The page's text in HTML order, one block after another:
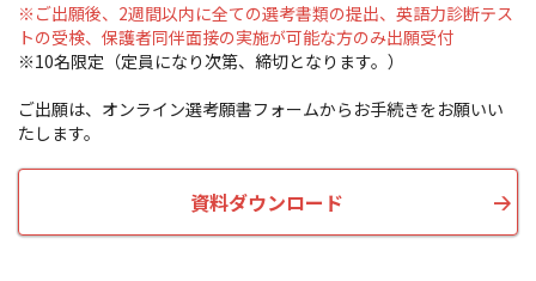
※ご出願後、2週間以内に全ての選考書類の提出、英語力診断テス
トの受検、保護者同伴面接の実施が可能な方のみ出願受付
※10名限定（定員になり次第、締切となります。）
ご出願は、オンライン選考願書フォームからお手続きをお願いい
たします。
資料ダウンロード